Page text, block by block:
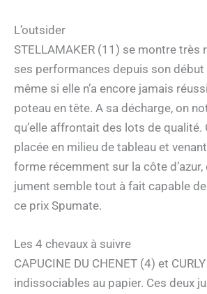
L’outsider
STELLAMAKER (11) se montre très
ses performances depuis son début
même si elle n’a encore jamais
poteau en tête. A sa décharge, on
qu’elle affrontait des lots de qualité.
placée en milieu de tableau et
forme récemment sur la côte
jument semble tout à fait capable de
ce prix Spumate.
Les 4 chevaux à suivre
CAPUCINE DU CHENET (4) et
indissociables au papier. Ces deux